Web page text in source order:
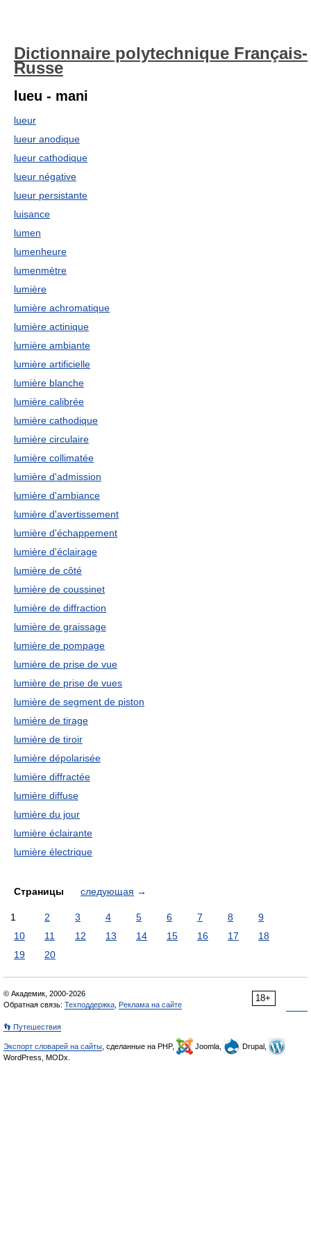
Dictionnaire polytechnique Français-
Russe
lueu - mani
lueur
lueur anodique
lueur cathodique
lueur négative
lueur persistante
luisance
lumen
lumenheure
lumenmètre
lumière
lumière achromatique
lumière actinique
lumière ambiante
lumière artificielle
lumière blanche
lumière calibrée
lumière cathodique
lumière circulaire
lumière collimatée
lumière d'admission
lumière d'ambiance
lumière d'avertissement
lumière d'échappement
lumière d'éclairage
lumière de côté
lumière de coussinet
lumière de diffraction
lumière de graissage
lumière de pompage
lumière de prise de vue
lumière de prise de vues
lumière de segment de piston
lumière de tirage
lumière de tiroir
lumière dépolarisée
lumière diffractée
lumière diffuse
lumière du jour
lumière éclairante
lumière électrique
Страницы следующая →
1 2 3 4 5 6 7 8
9
10
11 12 13 14 15 16 17
18
19
20
18+
© Академик, 2000-2026
Обратная связь: Техподдержка Реклама на сайте
👣 Путешествия
Экспорт словарей на сайты , сделанные на PHP, Joomla,
Drupal,
WordPress, MODx.